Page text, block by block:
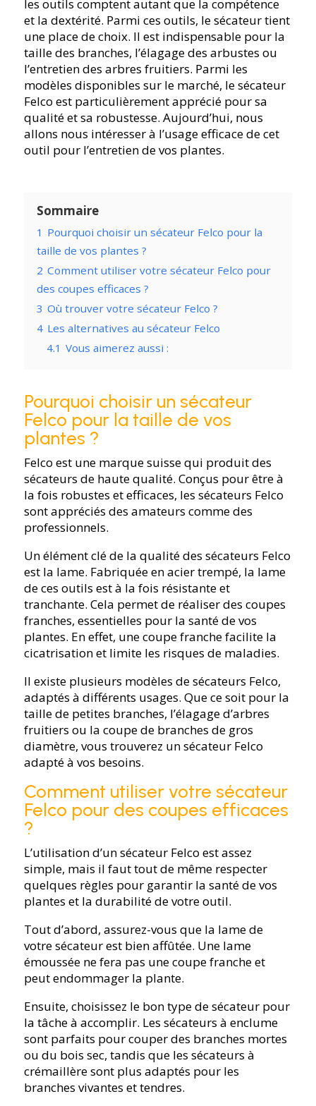
les outils comptent autant que la compétence
et la dextérité. Parmi ces outils, le sécateur tient
une place de choix. Il est indispensable pour la
taille des branches, l’élagage des arbustes ou
l’entretien des arbres fruitiers. Parmi les
modèles disponibles sur le marché, le sécateur
Felco est particulièrement apprécié pour sa
qualité et sa robustesse. Aujourd’hui, nous
allons nous intéresser à l’usage efficace de cet
outil pour l’entretien de vos plantes.
Sommaire
1 Pourquoi choisir un sécateur Felco pour la
taille de vos plantes ?
2 Comment utiliser votre sécateur Felco pour
des coupes efficaces ?
3 Où trouver votre sécateur Felco ?
4 Les alternatives au sécateur Felco
4.1 Vous aimerez aussi :
Pourquoi choisir un sécateur
Felco pour la taille de vos
plantes ?
Felco est une marque suisse qui produit des
sécateurs de haute qualité. Conçus pour être à
la fois robustes et efficaces, les sécateurs Felco
sont appréciés des amateurs comme des
professionnels.
Un élément clé de la qualité des sécateurs Felco
est la lame. Fabriquée en acier trempé, la lame
de ces outils est à la fois résistante et
tranchante. Cela permet de réaliser des coupes
franches, essentielles pour la santé de vos
plantes. En effet, une coupe franche facilite la
cicatrisation et limite les risques de maladies.
Il existe plusieurs modèles de sécateurs Felco,
adaptés à différents usages. Que ce soit pour la
taille de petites branches, l’élagage d’arbres
fruitiers ou la coupe de branches de gros
diamètre, vous trouverez un sécateur Felco
adapté à vos besoins.
Comment utiliser votre sécateur
Felco pour des coupes efficaces
?
L’utilisation d’un sécateur Felco est assez
simple, mais il faut tout de même respecter
quelques règles pour garantir la santé de vos
plantes et la durabilité de votre outil.
Tout d’abord, assurez-vous que la lame de
votre sécateur est bien affûtée. Une lame
émoussée ne fera pas une coupe franche et
peut endommager la plante.
Ensuite, choisissez le bon type de sécateur pour
la tâche à accomplir. Les sécateurs à enclume
sont parfaits pour couper des branches mortes
ou du bois sec, tandis que les sécateurs à
crémaillère sont plus adaptés pour les
branches vivantes et tendres.